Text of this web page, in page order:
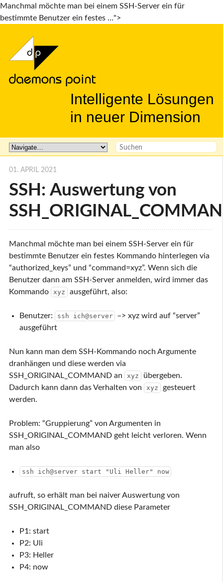
Manchmal möchte man bei einem SSH-Server ein für
bestimmte Benutzer ein festes …">
Intelligente Lösungen
in neuer Dimension
SSH: Auswertung von
01. APRIL 2021
Manchmal möchte man bei einem SSH-Server ein für
bestimmte Benutzer ein festes Kommando hinterlegen via
“authorized_keys” und “command=xyz”. Wenn sich die
Benutzer dann am SSH-Server anmelden, wird immer das
Kommando xyz ausgeführt, also:
Benutzer: ssh ich@server
–> xyz wird auf “server”
ausgeführt
Nun kann man dem SSH-Kommando noch Argumente
dranhängen und diese werden via
SSH_ORIGINAL_COMMAND an
xyz
übergeben.
Dadurch kann dann das Verhalten von
xyz
gesteuert
werden.
Problem: “Gruppierung” von Argumenten in
SSH_ORIGINAL_COMMAND geht leicht verloren. Wenn
man also
ssh ich@server start "Uli Heller" now
aufruft, so erhält man bei naiver Auswertung von
SSH_ORIGINAL_COMMAND diese Parameter
P1: start
P2: Uli
P3: Heller
P4: now